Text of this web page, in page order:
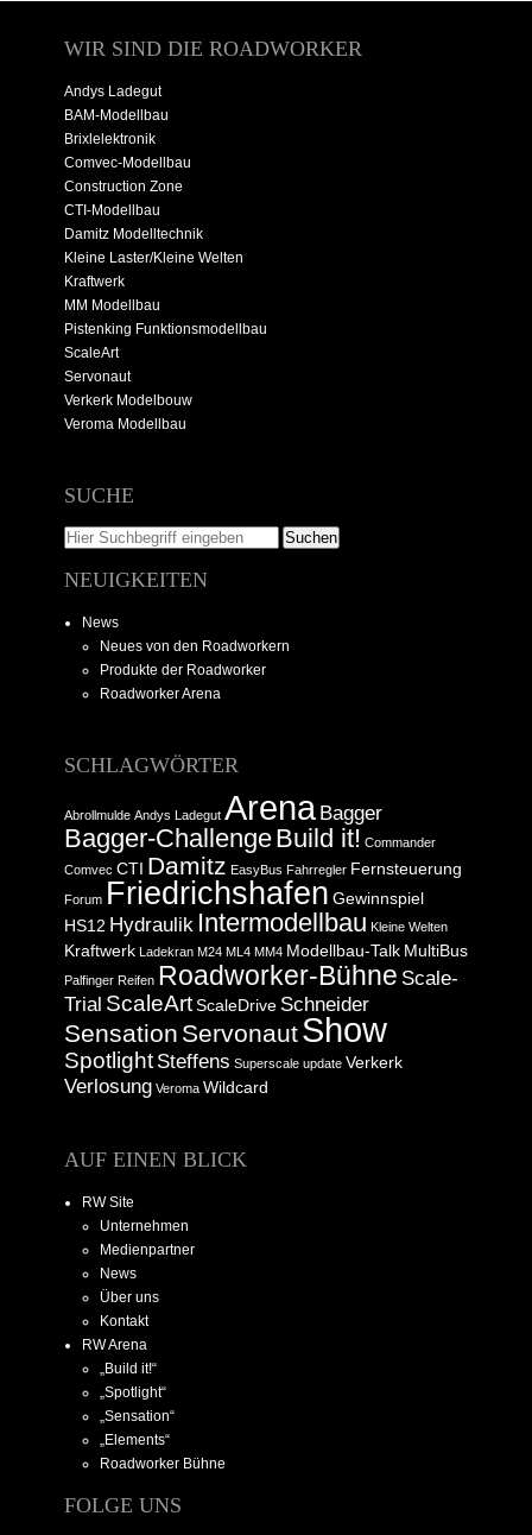
WIR SIND DIE ROADWORKER
Andys Ladegut
BAM-Modellbau
Brixlelektronik
Comvec-Modellbau
Construction Zone
CTI-Modellbau
Damitz Modelltechnik
Kleine Laster/Kleine Welten
Kraftwerk
MM Modellbau
Pistenking Funktionsmodellbau
ScaleArt
Servonaut
Verkerk Modelbouw
Veroma Modellbau
SUCHE
NEUIGKEITEN
News
Neues von den Roadworkern
Produkte der Roadworker
Roadworker Arena
SCHLAGWÖRTER
Abrollmulde Andys Ladegut Arena Bagger
Bagger-ChallengeBuild it! Commander
Comvec CTI Damitz EasyBus Fahrregler Fernsteuerung
Forum Friedrichshafen Gewinnspiel
HS12 Hydraulik Intermodellbau Kleine Welten
Kraftwerk Ladekran M24 ML4 MM4 Modellbau-Talk MultiBus
Palfinger Reifen Roadworker-Bühne Scale-
Trial ScaleArt ScaleDrive Schneider
Sensation ServonautShow
Spotlight Steffens Superscale update Verkerk
Verlosung Veroma Wildcard
AUF EINEN BLICK
RW Site
Unternehmen
Medienpartner
News
Über uns
Kontakt
RW Arena
„Build it!“
„Spotlight“
„Sensation“
„Elements“
Roadworker Bühne
FOLGE UNS